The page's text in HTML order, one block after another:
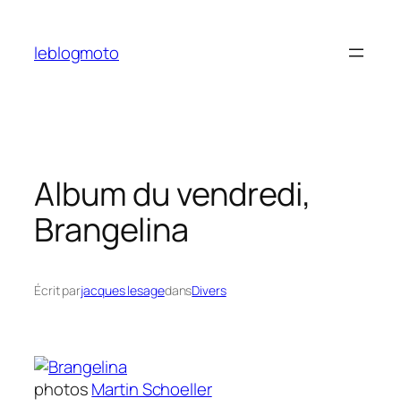
contenu
leblogmoto
Album du vendredi,
Brangelina
Écrit parjacques lesagedansDivers
photosMartin Schoeller